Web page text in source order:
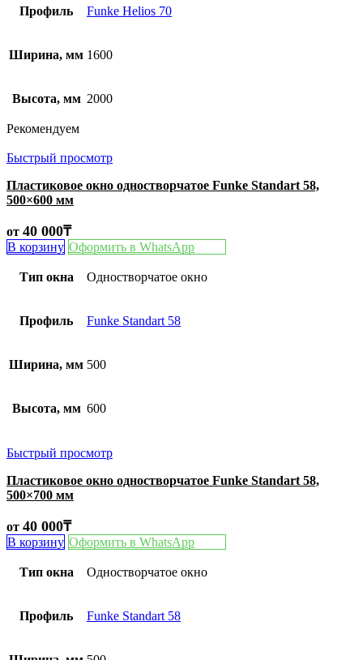
Профиль Funke Helios 70
Ширина, мм 1600
Высота, мм 2000
Рекомендуем
Быстрый просмотр
Пластиковое окно одностворчатое Funke Standart 58,
500×600 мм
от 40 000₸
В корзину Оформить в WhatsApp
Тип окна Одностворчатое окно
Профиль Funke Standart 58
Ширина, мм 500
Высота, мм 600
Быстрый просмотр
Пластиковое окно одностворчатое Funke Standart 58,
500×700 мм
от 40 000₸
В корзину Оформить в WhatsApp
Тип окна Одностворчатое окно
Профиль Funke Standart 58